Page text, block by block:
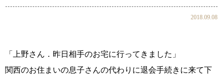
2018.09.08
「上野さん．昨日相手のお宅に行ってきました」
関西のお住まいの息子さんの代わりに退会手続きに来て下